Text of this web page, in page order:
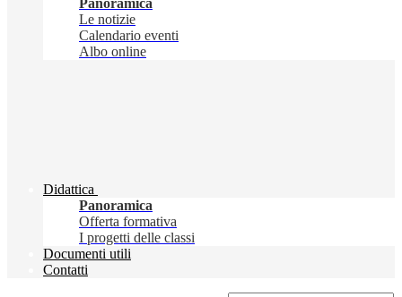
Panoramica
Le notizie
Calendario eventi
Albo online
Didattica
Panoramica
Offerta formativa
I progetti delle classi
Documenti utili
Contatti